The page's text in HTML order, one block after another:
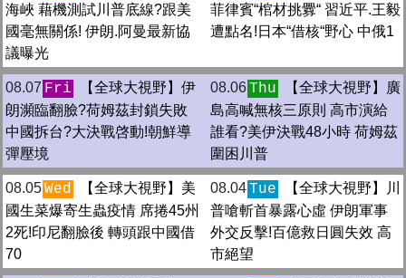
海峽 藉機測試川普底線?跟美
國毫無關係! 伊朗.阿曼最新協
議曝光
菲律賓“棺材挑釁“ 習近平.王毅
遭點名!日本“借核“野心 中俄1
08.07 Fri
【全球大視野】伊
朗瀕臨翻臉?荷姆茲封鎖失敗
中國拆台?大決戰啓動!朝鮮導
彈壓境
08.06Thu
【全球大視野】廣
島高喊無核三原則 高市演給
誰看?美伊決戰48小時 荷姆茲
圍困川普
08.05Wed
【全球大視野】美
國生菜爆寄生蟲疫情 席捲45州
2死!印尼翻臉後 轉頭跟中國借
70
08.04Tue
【全球大視野】‪川
普嗆斬首暴露心虛 伊朗軍事
外交反擊!百億救日圓失效 高
市絕望